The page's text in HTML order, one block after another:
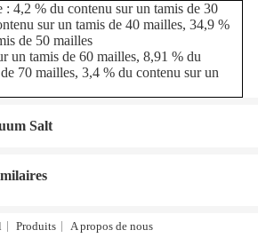
: 4,2 % du contenu sur un tamis de 30
sur un tamis de 40 mailles, 34,9 %
de 50 mailles
un tamis de 60 mailles, 8,91 % du
70 mailles, 3,4 % du contenu sur un
Salt
Produits A propos de nous